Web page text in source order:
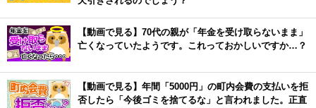
【動画で見る】70代の親が「年金を受け取らないまま」
亡くなっていたようです。これっておかしいですか…？
【動画で見る】年間「5000円」の町内会費の支払いを拒
否したら「今後ゴミを捨てるな」と言われました。正直